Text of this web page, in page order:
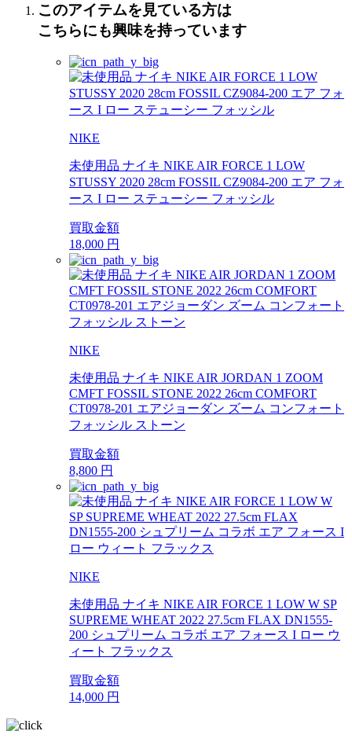
このアイテムを見ている方は
こちらにも興味を持っています
NIKE
未使用品 ナイキ NIKE AIR FORCE 1 LOW
STUSSY 2020 28cm FOSSIL CZ9084-200 エア フォ
ース I ロー ステューシー フォッシル
買取金額
18,000 円
NIKE
未使用品 ナイキ NIKE AIR JORDAN 1 ZOOM
CMFT FOSSIL STONE 2022 26cm COMFORT
CT0978-201 エアジョーダン ズーム コンフォート
フォッシル ストーン
買取金額
8,800 円
NIKE
未使用品 ナイキ NIKE AIR FORCE 1 LOW W SP
SUPREME WHEAT 2022 27.5cm FLAX DN1555-
200 シュプリーム コラボ エア フォース I ロー ウ
ィート フラックス
買取金額
14,000 円